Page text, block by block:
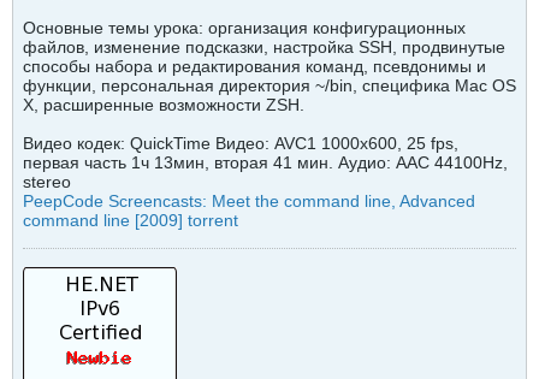
Основные темы урока: организация конфигурационных
файлов, изменение подсказки, настройка SSH, продвинутые
способы набора и редактирования команд, псевдонимы и
функции, персональная директория ~/bin, специфика Mac OS
X, расширенные возможности ZSH.
Видео кодек: QuickTime Видео: AVC1 1000x600, 25 fps,
первая часть 1ч 13мин, вторая 41 мин. Аудио: AAC 44100Hz,
stereo
PeepCode Screencasts: Meet the command line, Advanced
command line [2009] torrent